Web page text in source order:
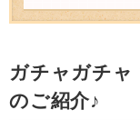
ガチャガチャ
のご紹介♪